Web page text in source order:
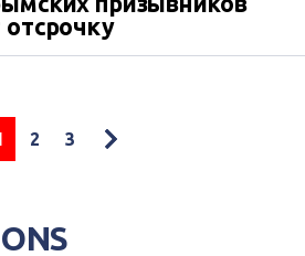
отсрочку
2 3